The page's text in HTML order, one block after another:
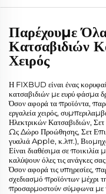
Παρέχουμε
Κατσαβιδιών
Χειρός
Η FIXBUD είναι ένας
κατσαβιδιών με ευρύ φάσμα
Όσον αφορά τα προϊόντα,
εργαλεία χειρός,
Ηλεκτρικών Κατσαβιδιών,
Ως Δώρο Προώθησης, Σετ
γυαλιά Apple, κ.λπ.),
Είναι διαθέσιμα σε
καλύψουν όλες τις ανάγκες
Όσον αφορά τις υπηρεσίες,
σχεδιασμό προϊόντων μέχρι
προσαρμοστούν σύμφωνα με